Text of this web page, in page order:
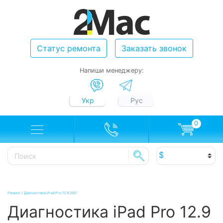
Статус ремонта Заказать звонок
Напиши менеджеру:
Укр Рус
0
Ремонт / Диагностика iPad Pro 12.9 2017
Диагностика iPad Pro 12.9